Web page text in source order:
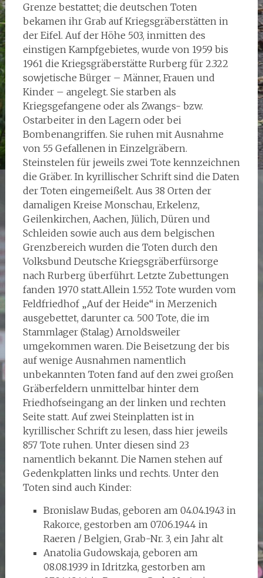
Grenze bestattet; die deutschen Toten
bekamen ihr Grab auf Kriegsgräberstätten in
der Eifel. Auf der Höhe 503, inmitten des
einstigen Kampfgebietes, wurde von 1959 bis
1961 die Kriegsgräberstätte Rurberg für 2.322
sowjetische Bürger – Männer, Frauen und
Kinder – angelegt. Sie starben als
Kriegsgefangene oder als Zwangs- bzw.
Ostarbeiter in den Lagern oder bei
Bombenangriffen. Sie ruhen mit Ausnahme
von 55 Gefallenen in Einzelgräbern.
Steinstelen für jeweils zwei Tote kennzeichnen
die Gräber. In kyrillischer Schrift sind die Daten
der Toten eingemeißelt. Aus 38 Orten der
damaligen Kreise Monschau, Erkelenz,
Geilenkirchen, Aachen, Jülich, Düren und
Schleiden sowie auch aus dem belgischen
Grenzbereich wurden die Toten durch den
Volksbund Deutsche Kriegsgräberfürsorge
nach Rurberg überführt. Letzte Zubettungen
fanden 1970 statt.Allein 1.552 Tote wurden vom
Feldfriedhof „Auf der Heide“ in Merzenich
ausgebettet, darunter ca. 500 Tote, die im
Stammlager (Stalag) Arnoldsweiler
umgekommen waren. Die Beisetzung der bis
auf wenige Ausnahmen namentlich
unbekannten Toten fand auf den zwei großen
Gräberfeldern unmittelbar hinter dem
Friedhofseingang an der linken und rechten
Seite statt. Auf zwei Steinplatten ist in
kyrillischer Schrift zu lesen, dass hier jeweils
857 Tote ruhen. Unter diesen sind 23
namentlich bekannt. Die Namen stehen auf
Gedenkplatten links und rechts. Unter den
Toten sind auch Kinder:
Bronislaw Budas, geboren am 04.04.1943 in
Rakorce, gestorben am 07.06.1944 in
Raeren / Belgien, Grab-Nr. 3, ein Jahr alt
Anatolia Gudowskaja, geboren am
08.08.1939 in Idritzka, gestorben am